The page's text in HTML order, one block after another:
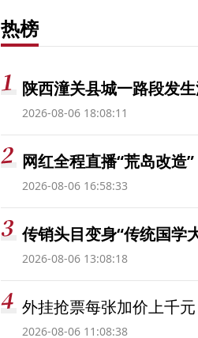
热榜
陕西潼关县城一路段发
2026-08-06 18:08:11
网红全程直播“荒岛改造”
2026-08-06 16:58:33
传销头目变身“传统国学
2026-08-06 13:08:18
外挂抢票每张加价上千
2026-08-06 11:08:38